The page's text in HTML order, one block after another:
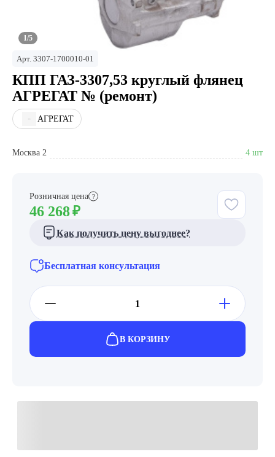
Розничная цена ?
46 268₽
Как получить цену выгоднее?
Бесплатная консультация
В КОРЗИНУ
1/5
Арт. 3307-1700010-01
КПП ГАЗ-3307,53 круглый флянец
АГРЕГАТ № (ремонт)
АГРЕГАТ
Москва 2 4 шт